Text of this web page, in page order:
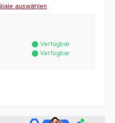
auswählen
Verfügbar
Verfügbar